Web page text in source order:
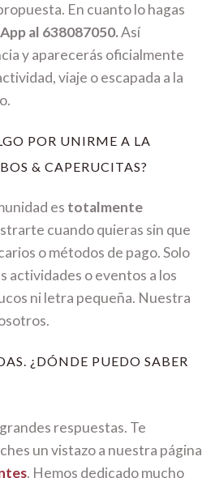
En cuanto lo hagas
al 638087050.Así
y aparecerás oficialmente
viaje o escapada a la
POR UNIRME A LA
& CAPERUCITAS?
es totalmente
cuando quieras sin que
o métodos de pago. Solo
actividades o eventos a los
ni letra pequeña. Nuestra
¿DÓNDE PUEDO SABER
respuestas. Te
un vistazo a nuestra página
. Hemos dedicado mucho